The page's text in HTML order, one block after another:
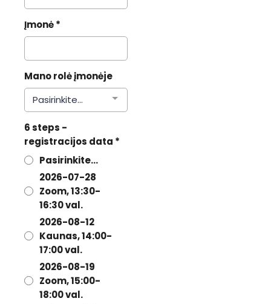
Įmonė*
Mano rolė įmonėje
Pasirinkite...
6 steps -
registracijos data *
Pasirinkite...
2026-07-28
Zoom, 13:30-
16:30 val.
2026-08-12
Kaunas, 14:00-
17:00 val.
2026-08-19
Zoom, 15:00-
18:00 val.